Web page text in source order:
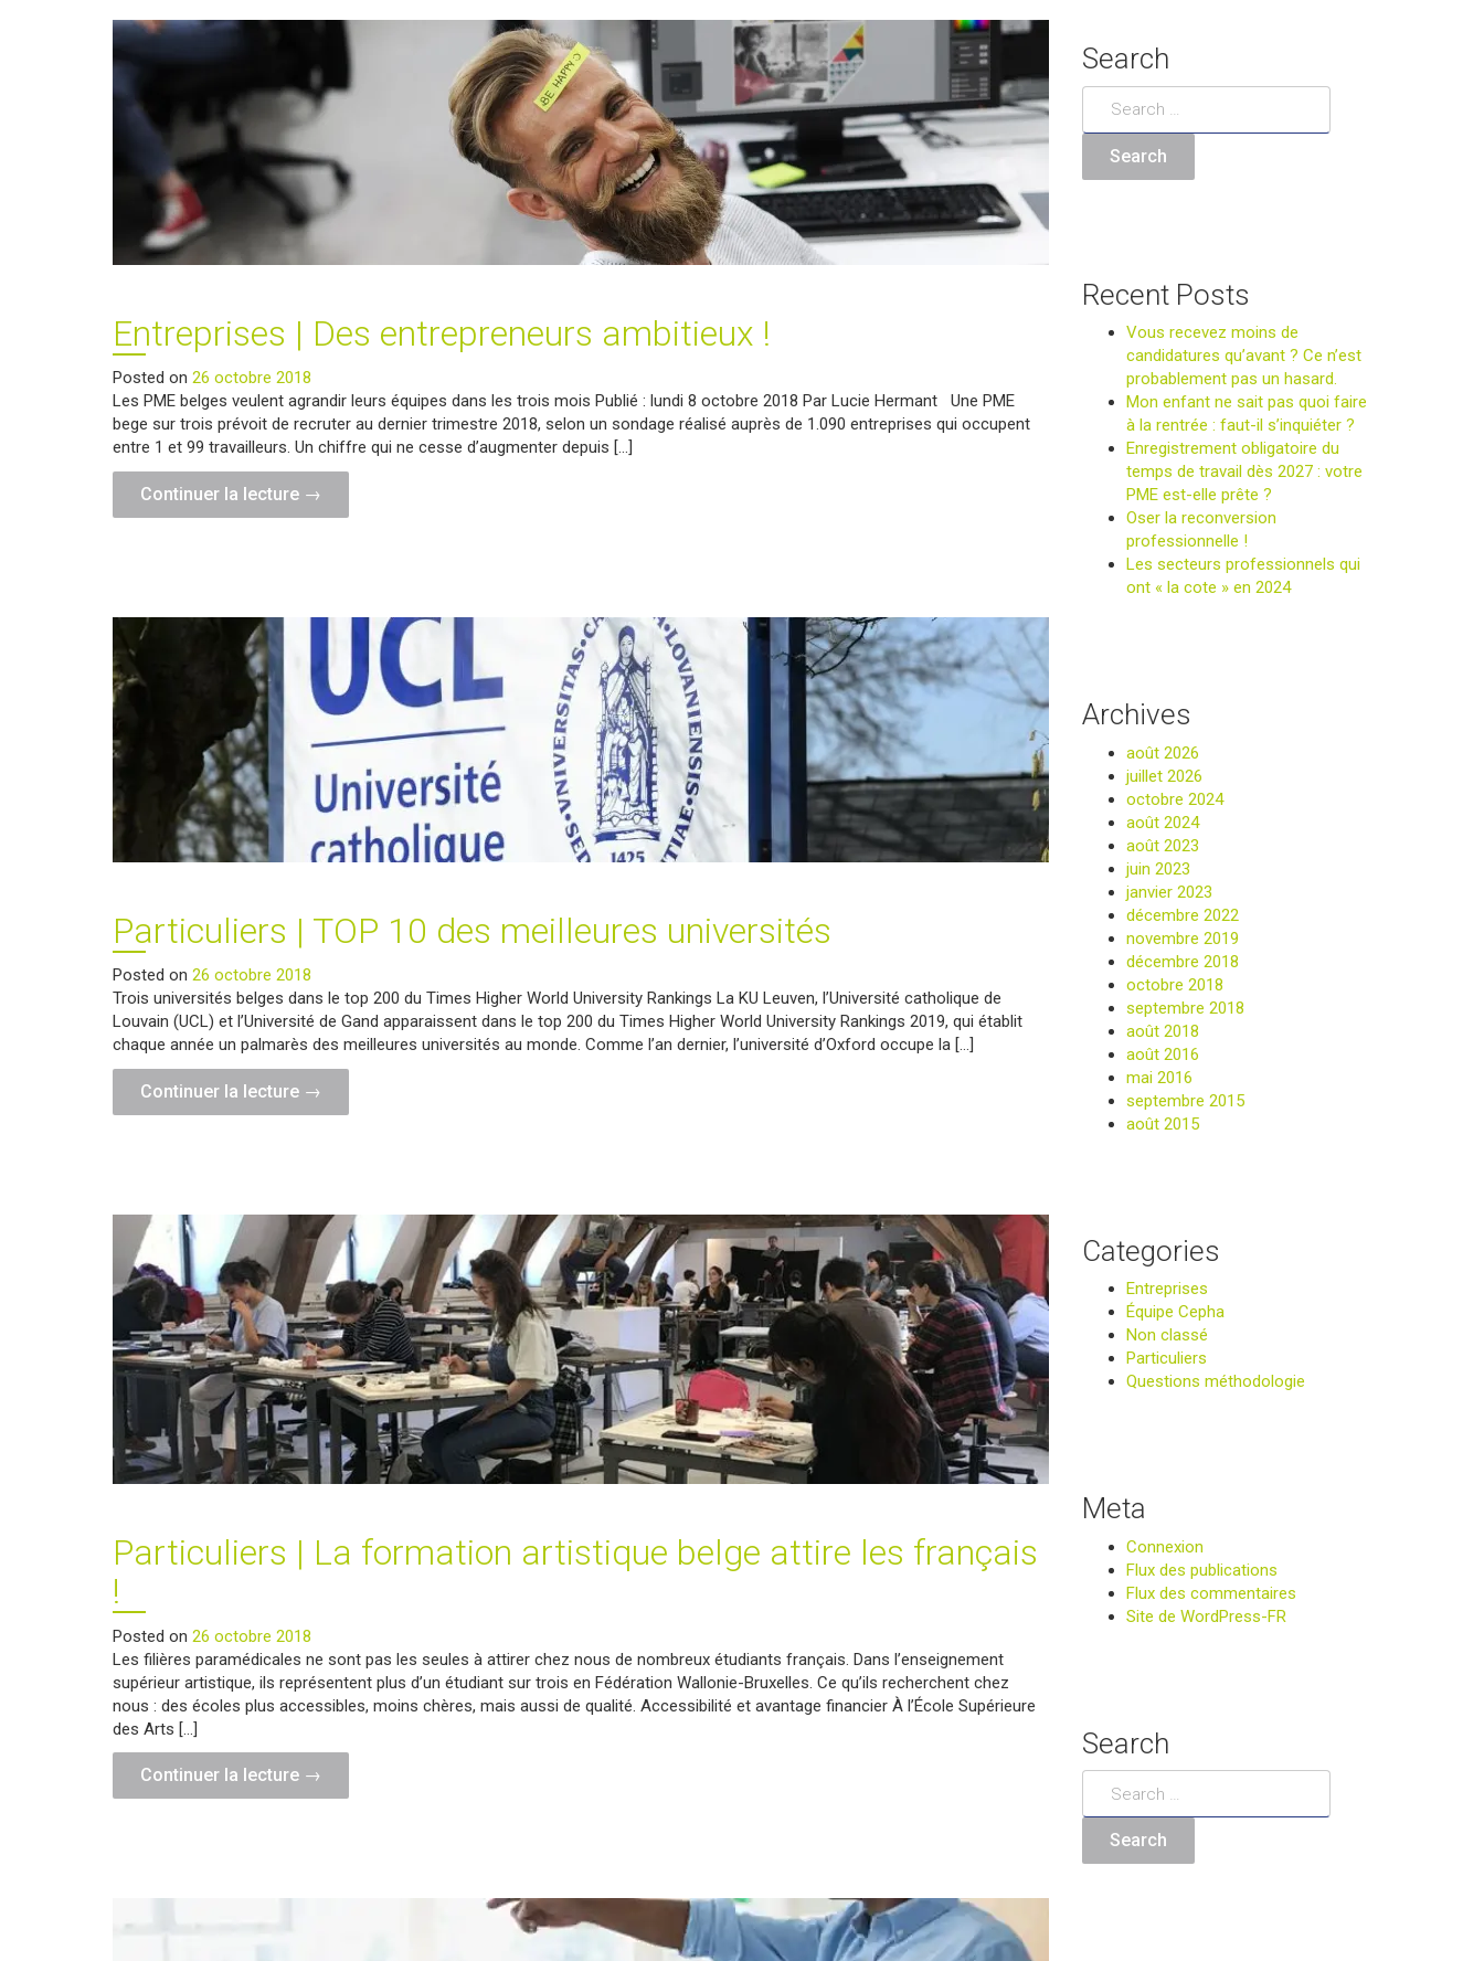
Entreprises | Des entrepreneurs ambitieux !
Posted on 26 octobre 2018
Les PME belges veulent agrandir leurs équipes dans les trois mois Publié : lundi 8 octobre 2018 Par Lucie Hermant Une PME
bege sur trois prévoit de recruter au dernier trimestre 2018, selon un sondage réalisé auprès de 1.090 entreprises qui occupent
entre 1 et 99 travailleurs. Un chiffre qui ne cesse d’augmenter depuis […]
Continuer la lecture "Entreprises
|
!"
→
Particuliers | TOP 10 des meilleures universités
Posted on 26 octobre 2018
Trois universités belges dans le top 200 du Times Higher World University Rankings La KU Leuven, l’Université catholique de
Louvain (UCL) et l’Université de Gand apparaissent dans le top 200 du Times Higher World University Rankings 2019, qui établit
chaque année un palmarès des meilleures universités au monde. Comme l’an dernier, l’université d’Oxford occupe la […]
Continuer la lecture "Particuliers
|
meilleures
universités"
→
Particuliers | La formation artistique belge attire les français
!
Posted on 26 octobre 2018
Les filières paramédicales ne sont pas les seules à attirer chez nous de nombreux étudiants français. Dans l’enseignement
supérieur artistique, ils représentent plus d’un étudiant sur trois en Fédération Wallonie-Bruxelles. Ce qu’ils recherchent chez
nous : des écoles plus accessibles, moins chères, mais aussi de qualité. Accessibilité et avantage financier À l’École Supérieure
des Arts […]
Continuer la lecture "Particuliers
|
→
Search
Recent Posts
Vous recevez moins de
candidatures qu’avant ? Ce n’est
probablement pas un hasard.
Mon enfant ne sait pas quoi faire
à la rentrée : faut-il s’inquiéter ?
Enregistrement obligatoire du
temps de travail dès 2027 : votre
PME est-elle prête ?
Oser la reconversion
professionnelle !
Les secteurs professionnels qui
ont « la cote » en 2024
Archives
août 2026
juillet 2026
octobre 2024
août 2024
août 2023
juin 2023
janvier 2023
décembre 2022
novembre 2019
décembre 2018
octobre 2018
septembre 2018
août 2018
août 2016
mai 2016
septembre 2015
août 2015
Categories
Entreprises
Équipe Cepha
Non classé
Particuliers
Questions méthodologie
Meta
Connexion
Flux des publications
Flux des commentaires
Site de WordPress-FR
Search